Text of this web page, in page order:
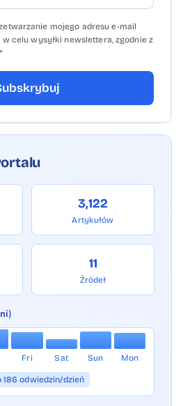
mojego adresu e-mail
celu wysyłki newslettera, zgodnie z
. *
3,122
Artykułów
11
Źródeł
Fri Sat Sun Mon
186 odwiedzin/dzień